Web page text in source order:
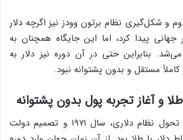
و شکل‌گیری نظام برتون وودز نیز اگرچه دلار
پیدا کرد، اما این جایگاه همچنان به
بنابراین حتی در آن دوره نیز دلار به
مستقل و بدون پشتوانه نبود.
و آغاز تجربه پول بدون پشتوانه
نقطه عطف اصلی در تحول نظام دلاری، سال ۱۹۷۱ و تصمیم دولت